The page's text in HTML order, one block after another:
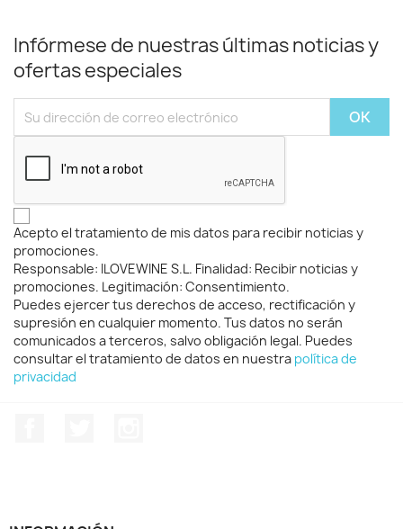
Infórmese de nuestras últimas noticias y
ofertas especiales
Acepto el tratamiento de mis datos para recibir noticias y
promociones.
Responsable: ILOVEWINE S.L. Finalidad: Recibir noticias y
promociones. Legitimación: Consentimiento.
Puedes ejercer tus derechos de acceso, rectificación y
supresión en cualquier momento. Tus datos no serán
comunicados a terceros, salvo obligación legal. Puedes
consultar el tratamiento de datos en nuestra política de
privacidad